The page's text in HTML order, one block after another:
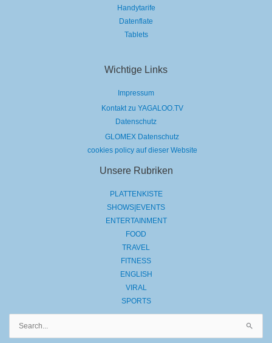
Handytarife
Datenflate
Tablets
Wichtige Links
Impressum
Kontakt zu YAGALOO.TV
Datenschutz
GLOMEX Datenschutz
cookies policy auf dieser Website
Unsere Rubriken
PLATTENKISTE
SHOWS|EVENTS
ENTERTAINMENT
FOOD
TRAVEL
FITNESS
ENGLISH
VIRAL
SPORTS